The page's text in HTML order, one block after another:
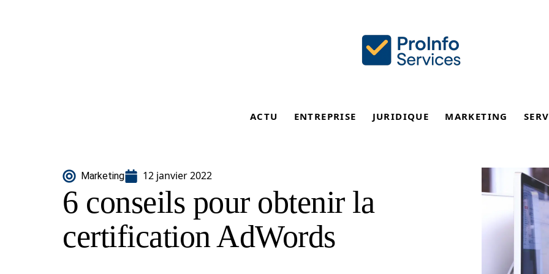
ACTU ENTREPRISE JURIDIQUE MARKETING
Marketing 12 janvier 2022
6 conseils pour obtenir la
certification AdWords